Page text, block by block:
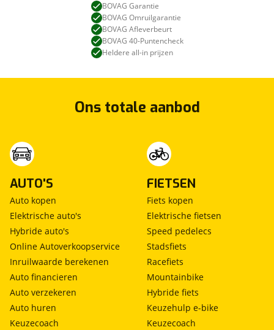
BOVAG Garantie
BOVAG Omruilgarantie
BOVAG Afleverbeurt
BOVAG 40-Puntencheck
Heldere all-in prijzen
Ons totale aanbod
AUTO'S
Auto kopen
Elektrische auto's
Hybride auto's
Online Autoverkoopservice
Inruilwaarde berekenen
Auto financieren
Auto verzekeren
Auto huren
Keuzecoach
FIETSEN
Fiets kopen
Elektrische fietsen
Speed pedelecs
Stadsfiets
Racefiets
Mountainbike
Hybride fiets
Keuzehulp e-bike
Keuzecoach